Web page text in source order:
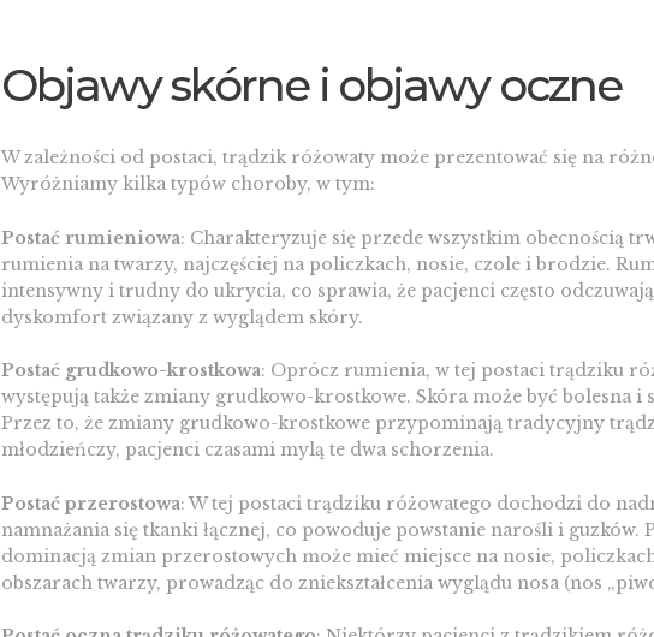
Objawy skórne i objawy oczne
W zależności od postaci, trądzik różowaty może prezentować się na
Wyróżniamy kilka typów choroby, w tym:
Postać rumieniowa: Charakteryzuje się przede wszystkim obecnością
rumienia na twarzy, najczęściej na policzkach, nosie, czole i brodzie.
intensywny i trudny do ukrycia, co sprawia, że pacjenci często
dyskomfort związany z wyglądem skóry.
Postać grudkowo-krostkowa: Oprócz rumienia, w tej postaci trądziku
występują także zmiany grudkowo-krostkowe. Skóra może być bolesna i
Przez to, że zmiany grudkowo-krostkowe przypominają tradycyjny
młodzieńczy, pacjenci czasami mylą te dwa schorzenia.
Postać przerostowa: W tej postaci trądziku różowatego dochodzi do
namnażania się tkanki łącznej, co powoduje powstanie narośli i guzków.
dominacją zmian przerostowych może mieć miejsce na nosie,
obszarach twarzy, prowadząc do zniekształcenia wyglądu nosa (nos